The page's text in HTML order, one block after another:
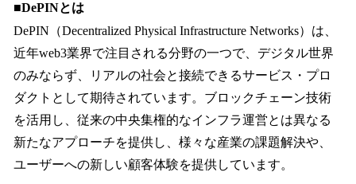
■DePINとは
DePIN（Decentralized Physical Infrastructure Networks）は、
近年web3業界で注目される分野の一つで、デジタル世界
のみならず、リアルの社会と接続できるサービス・プロ
ダクトとして期待されています。ブロックチェーン技術
を活用し、従来の中央集権的なインフラ運営とは異なる
新たなアプローチを提供し、様々な産業の課題解決や、
ユーザーへの新しい顧客体験を提供しています。